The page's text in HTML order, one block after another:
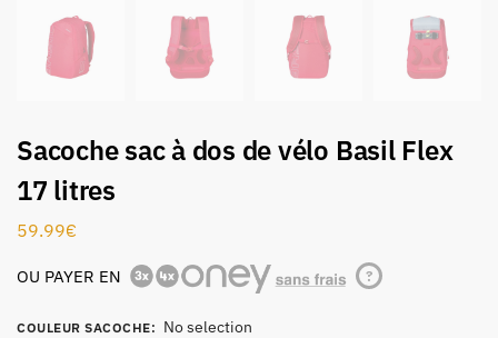
Sacoche sac à dos de vélo Basil Flex
17 litres
59.99€
OU PAYER EN ?
COULEUR SACOCHE: No selection